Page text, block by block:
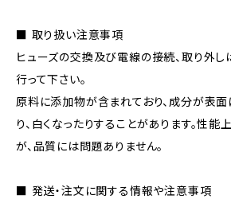
■ 取り扱い注意事項
ヒューズの交換及び電線の接続、取り外
行って下さい。
原料に添加物が含まれており、成分が表
り、白くなったりすることがあります。性
が、品質には問題ありません。
■ 発送・注文に関する情報や注意事項